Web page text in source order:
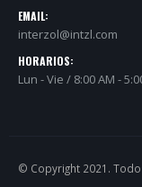
EMAIL:
interzol@intzl.com
HORARIOS:
Lun - Vie / 8:00 AM -
© Copyright 2021.